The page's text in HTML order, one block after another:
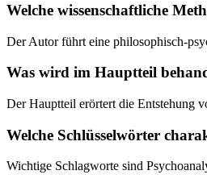
Welche wissenschaftliche
Der Autor führt eine philosophisch-
Was wird im Hauptteil
Der Hauptteil erörtert die Entstehung
Welche Schlüsselwörter
Wichtige Schlagworte sind